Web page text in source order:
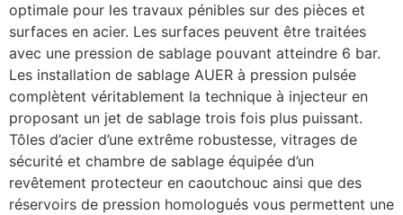
optimale pour les travaux pénibles sur des pièces et
surfaces en acier. Les surfaces peuvent être traitées
avec une pression de sablage pouvant atteindre 6 bar.
Les installation de sablage AUER à pression pulsée
complètent véritablement la technique à injecteur en
proposant un jet de sablage trois fois plus puissant.
Tôles d’acier d’une extrême robustesse, vitrages de
sécurité et chambre de sablage équipée d’un
revêtement protecteur en caoutchouc ainsi que des
réservoirs de pression homologués vous permettent une